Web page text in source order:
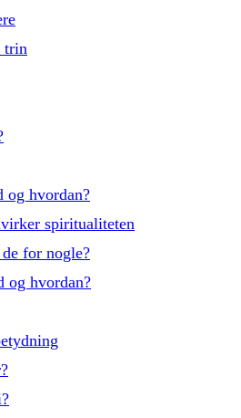
trin
og hvordan?
spiritualiteten
for nogle?
og hvordan?